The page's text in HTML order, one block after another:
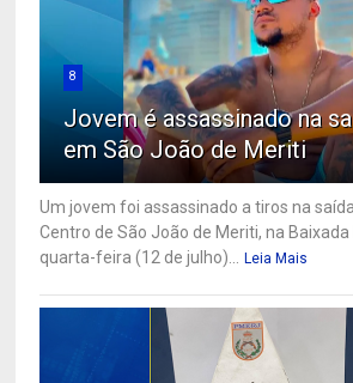
8
Jovem é assassinado na
em São João de Meriti
Um jovem foi assassinado a tiros na
Centro de São João de Meriti, na
quarta-feira (12 de julho)... Leia Mais